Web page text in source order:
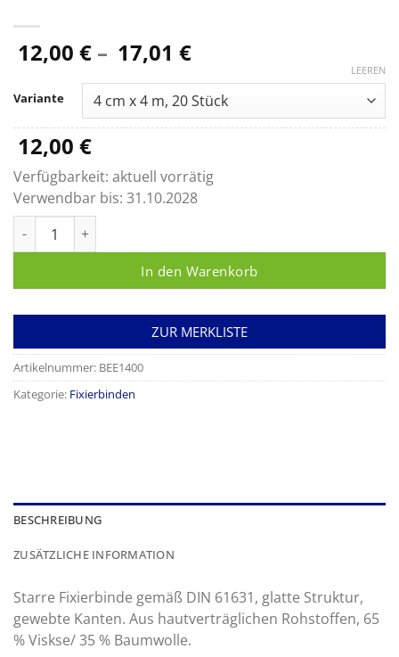
12,00 € – 17,01 €Preisspanne:
bis
17,01 €
Variante
LEEREN
12,00 €
Verfügbarkeit: aktuell vorrätig
Verwendbar bis: 31.10.2028
In den Warenkorb
ZUR MERKLISTE
Artikelnummer: BEE1400
Kategorie: Fixierbinden
BESCHREIBUNG
ZUSÄTZLICHE INFORMATION
Starre Fixierbinde gemäß DIN 61631, glatte Struktur,
gewebte Kanten. Aus hautverträglichen Rohstoffen, 65
% Viskse/ 35 % Baumwolle.